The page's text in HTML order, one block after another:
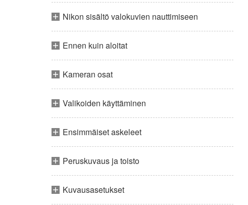
Nikon sisältö valokuvien nauttimiseen
Ennen kuin aloitat
Kameran osat
Valikoiden käyttäminen
Ensimmäiset askeleet
Peruskuvaus ja toisto
Kuvausasetukset